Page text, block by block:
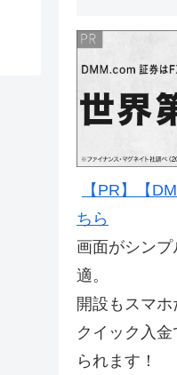
【PR】【
ちら
画面がシン
適。
開設もスマホ
クイック入
られます！